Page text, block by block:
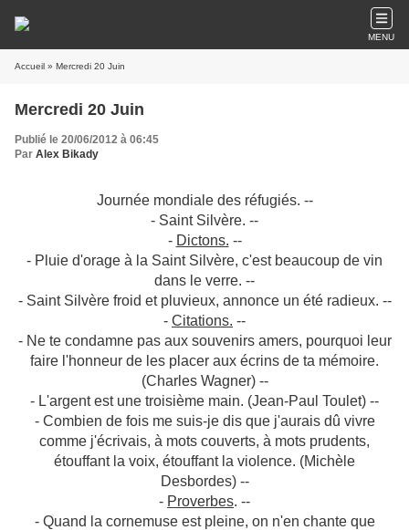
MENU
Accueil » Mercredi 20 Juin
Mercredi 20 Juin
Publié le 20/06/2012 à 06:45
Par Alex Bikady
Journée mondiale des réfugiés. --
- Saint Silvère. --
- Dictons. --
- Pluie d'orage à la Saint Silvère, c'est beaucoup de vin
dans le verre. --
- Saint Silvère froid et pluvieux, annonce un été radieux. --
- Citations. --
- Ne te condamne pas aux souvenirs amers, pourquoi leur
faire l'honneur de les placer aux écrins de ta mémoire.
(Charles Wagner) --
- L'argent est une troisième main. (Jean-Paul Toulet) --
- Combien de fois me suis-je dis que j'aurais dû vivre
comme j'écrivais, à mots couverts, à mots prudents,
étouffant la voix, étouffant la violence. (Michèle
Desbordes) --
- Proverbes. --
- Quand la cornemuse est pleine, on n'en chante que